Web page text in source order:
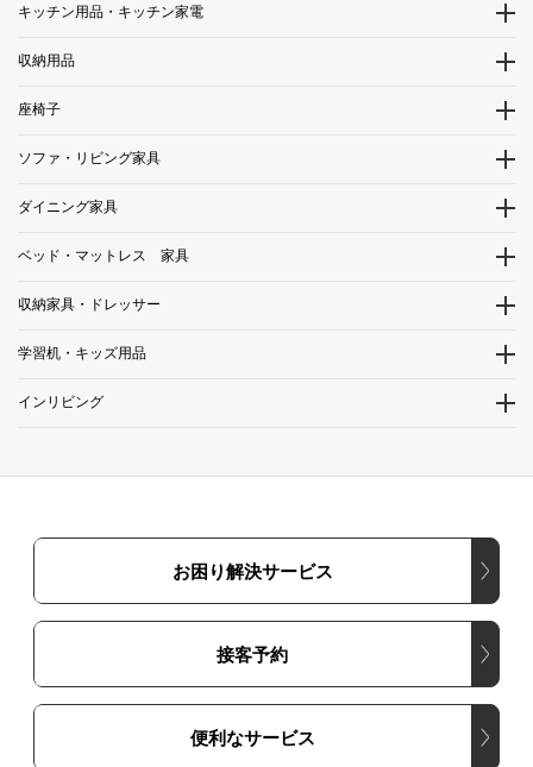
キッチン用品・キッチン家電
収納用品
座椅子
ソファ・リビング家具
ダイニング家具
ベッド・マットレス 家具
収納家具・ドレッサー
学習机・キッズ用品
インリビング
お困り解決サービス
接客予約
便利なサービス